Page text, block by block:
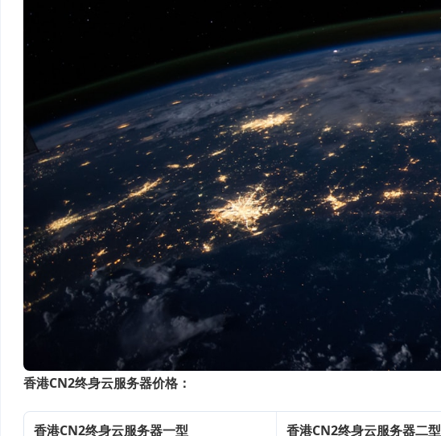
香港CN2终身云服务器价格：
香港CN2终身云服务器一型 香港CN2终身云服务器二型